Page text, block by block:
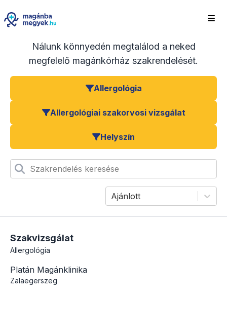
Nálunk könnyedén megtalálod a neked
megfelelő magánkórház szakrendelését.
Allergológia
Allergológiai szakorvosi vizsgálat
Helyszín
Szakrendelés keresése
Ajánlott
Szakvizsgálat
Allergológia
Platán Magánklinika
Zalaegerszeg